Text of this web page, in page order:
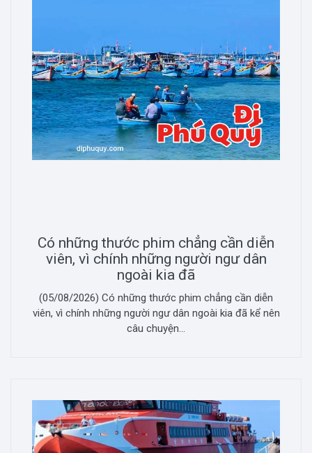
Có những thước phim chẳng cần diễn
viên, vì chính những người ngư dân
ngoài kia đã
(05/08/2026) Có những thước phim chẳng cần diễn
viên, vì chính những người ngư dân ngoài kia đã kể nên
câu chuyện...